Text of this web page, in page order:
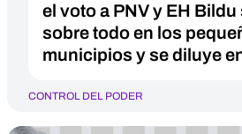
el voto a PNV y EH
sobre todo en los
municipios y se diluye
CONTROL DEL PODER